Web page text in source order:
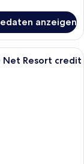
anzeigen
Net Resort credit